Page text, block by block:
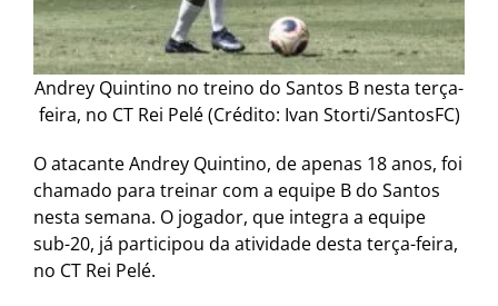
Andrey Quintino no treino do Santos B nesta terça-
feira, no CT Rei Pelé (Crédito: Ivan Storti/SantosFC)
O atacante Andrey Quintino, de apenas 18 anos, foi
chamado para treinar com a equipe B do Santos
nesta semana. O jogador, que integra a equipe
sub-20, já participou da atividade desta terça-feira,
no CT Rei Pelé.